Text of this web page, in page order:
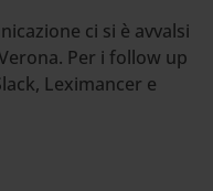
ci si è avvalsi
Per i follow up
Leximancer e